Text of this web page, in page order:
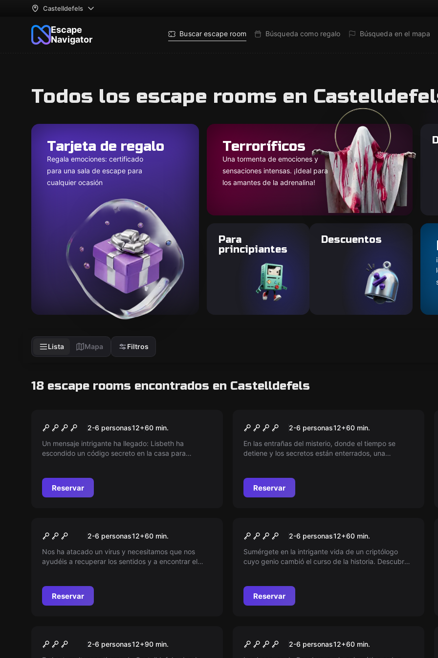
Castelldefels
Escape
Navigator
Buscar escape room Búsqueda como regalo Búsqueda en el mapa
Todos los escape rooms en
Tarjeta de regalo
Regala emociones: certificado
para una sala de escape para
cualquier ocasión
Terroríficos
Una tormenta de emociones y
sensaciones intensas. ¡Ideal para
los amantes de la adrenalina!
Para
principiantes
Descuentos
Lista Mapa Filtros
18 escape rooms encontrados en Castelldefels
Nuevo
EL CÓDIGO DE SALANDER
2-6 personas12+60 min.
Un mensaje intrigante ha llegado: Lisbeth ha
escondido un código secreto en la casa para
descifrarlo a tiempo y llevar al culpable ante la
justicia?
Reservar
Nuevo
ULTRAMAR2-6 personas12+60 min.
En las entrañas del misterio, donde el tiempo se
detiene y los secretos están enterrados, una
en el corazón de lo desconocido...
Reservar
Sensa 2-6 personas12+60 min.
Nos ha atacado un virus y necesitamos que nos
ayudéis a recuperar los sentidos y a encontrar el
Reservar
Nuevo
EL CÓDIGO INJUSTO
2-6 personas12+60 min.
Sumérgete en la intrigante vida de un criptólogo
cuyo genio cambió el curso de la historia. Descubre
Guerra Mundial y marcar el destino de naciones
enteras. ¡No te lo pierdas!
Reservar
Nuevo
La Playa2-6 personas12+90 min.
Nuevo
LA ORDEN SECRETA DE
2-6 personas12+60 min.